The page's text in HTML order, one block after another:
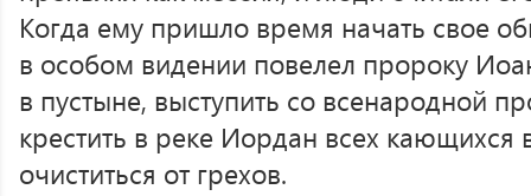
Когда ему пришло время начать свое
в особом видении повелел пророку
в пустыне, выступить со всенародной
крестить в реке Иордан всех кающихся
очиститься от грехов.